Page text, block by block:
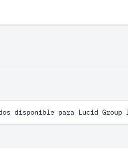
disponible para Lucid Group